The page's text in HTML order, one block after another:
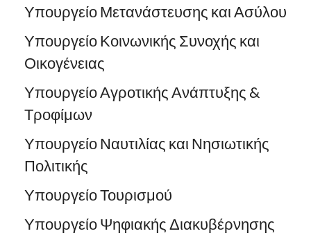
Υπουργείο Μετανάστευσης και Ασύλου
Υπουργείο Κοινωνικής Συνοχής και
Οικογένειας
Υπουργείο Αγροτικής Ανάπτυξης &
Τροφίμων
Υπουργείο Ναυτιλίας και Νησιωτικής
Πολιτικής
Υπουργείο Τουρισμού
Υπουργείο Ψηφιακής Διακυβέρνησης